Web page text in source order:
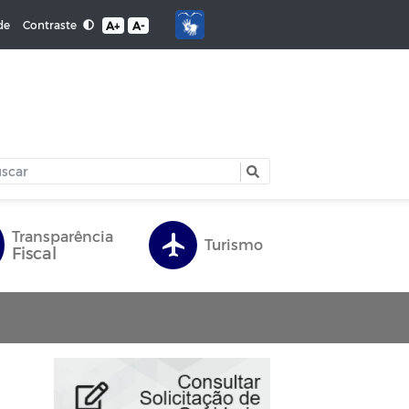
Contraste A+ A-
Transparência
Fiscal Turismo